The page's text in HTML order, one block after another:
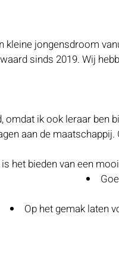
kleine jongensdroom
sinds 2019. Wij
omdat ik ook leraar
aan de
het bieden van een
Op het gemak laten